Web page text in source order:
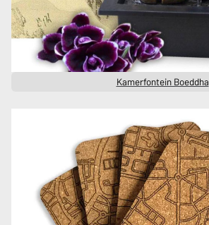
Kamerfontein Boeddha